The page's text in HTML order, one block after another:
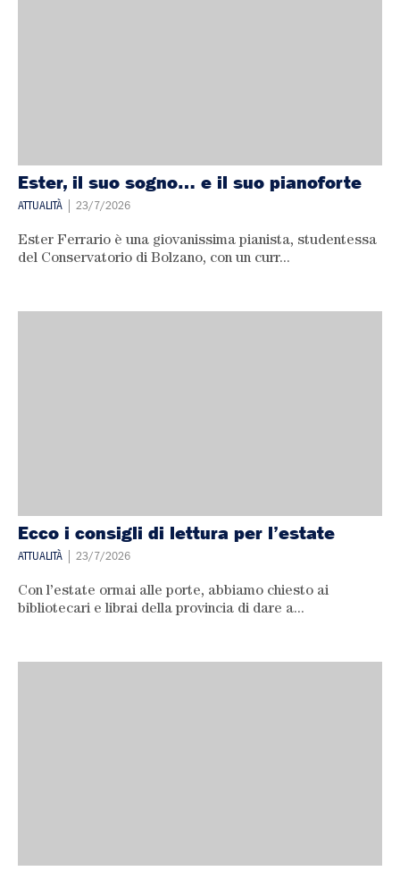
Ester, il suo sogno… e il suo pianoforte
ATTUALITÀ | 23/7/2026
Ester Ferrario è una giovanissima pianista, studentessa
del Conservatorio di Bolzano, con un curr...
Ecco i consigli di lettura per l’estate
ATTUALITÀ | 23/7/2026
Con l’estate ormai alle porte, abbiamo chiesto ai
bibliotecari e librai della provincia di dare a...